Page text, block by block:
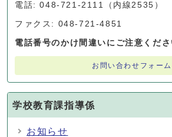
電話: 048-721-2111（内線2535）
ファクス: 048-721-4851
電話番号のかけ間違いにご注意くださ
お問い合わせフォーム
学校教育課指導係
お知らせ